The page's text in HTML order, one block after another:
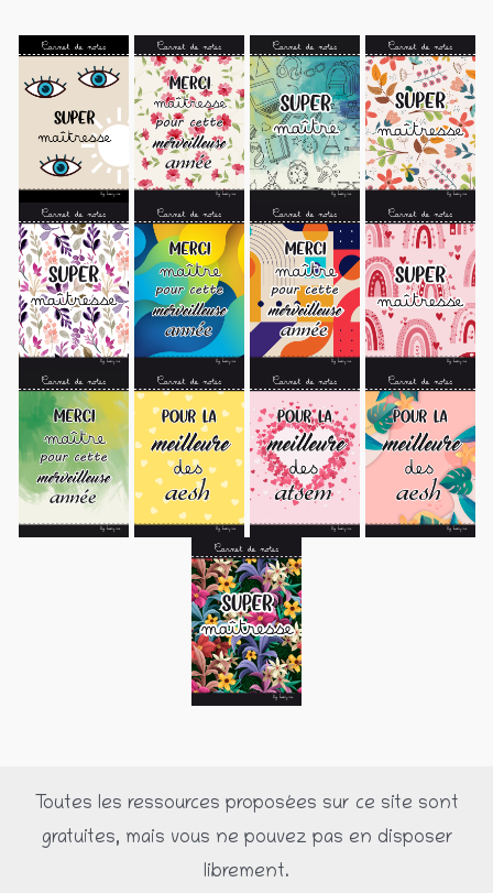
Toutes les ressources proposées sur ce site sont
gratuites, mais vous ne pouvez pas en disposer
librement.